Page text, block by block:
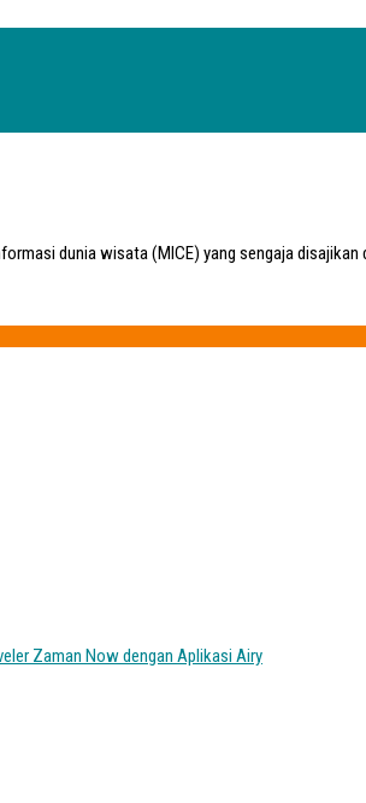
dunia wisata (MICE) yang sengaja
Zaman Now dengan Aplikasi Airy